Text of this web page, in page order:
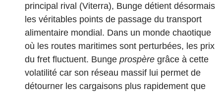
principal rival (Viterra), Bunge détient désormais
les véritables points de passage du transport
alimentaire mondial. Dans un monde chaotique
où les routes maritimes sont perturbées, les prix
du fret fluctuent. Bunge prospère grâce à cette
volatilité car son réseau massif lui permet de
détourner les cargaisons plus rapidement que